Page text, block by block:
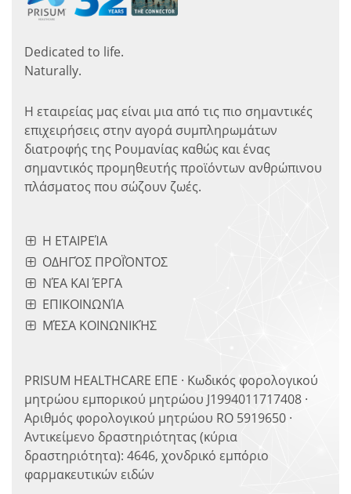
Dedicated to life.
Naturally.
Η εταιρείας μας είναι μια από τις πιο σημαντικές
επιχειρήσεις στην αγορά συμπληρωμάτων
διατροφής της Ρουμανίας καθώς και ένας
σημαντικός προμηθευτής προϊόντων ανθρώπινου
πλάσματος που σώζουν ζωές.
Η ΕΤΑΙΡΕΊΑ
ΟΔΗΓΌΣ ΠΡΟΪΌΝΤΟΣ
ΝΈΑ ΚΑΙ ΈΡΓΑ
ΕΠΙΚΟΙΝΩΝΊΑ
ΜΈΣΑ ΚΟΙΝΩΝΙΚΉΣ
PRISUM HEALTHCARE ΕΠΕ · Κωδικός φορολογικού
μητρώου εμπορικού μητρώου J1994011717408 ·
Αριθμός φορολογικού μητρώου RO 5919650 ·
Αντικείμενο δραστηριότητας (κύρια
δραστηριότητα): 4646, χονδρικό εμπόριο
φαρμακευτικών ειδών